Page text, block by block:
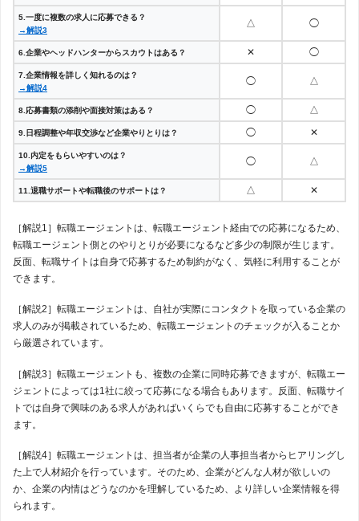
5.一度に複数の求人に応募できる？
→解説3
△ ◯
6.企業やヘッドハンターからスカウトはある？ ✕ ◯
7.企業情報を詳しく知れるのは？
→解説4
◯ △
8.応募書類の添削や面接対策はある？ ◯ △
9.日程調整や年収交渉など企業やりとりは？ ◯ ✕
10.内定をもらいやすいのは？
→解説5
◯ △
11.退職サポートや転職後のサポートは？ △ ✕
［解説1］転職エージェントは、転職エージェント経由での応募になるため、
転職エージェント側とのやりとりが必要になるなど多少の制限が生じます。
反面、転職サイトは自身で応募するため制約がなく、気軽に利用することが
できます。
［解説2］転職エージェントは、自社が実際にコンタクトを取っている企業の
求人のみが掲載されているため、転職エージェントのチェックが入ることか
ら厳選されています。
［解説3］転職エージェントも、複数の企業に同時応募できますが、転職エー
ジェントによっては1社に絞って応募になる場合もあります。反面、転職サイ
トでは自身で興味のある求人があればいくらでも自由に応募することができ
ます。
［解説4］転職エージェントは、担当者が企業の人事担当者からヒアリングし
た上で人材紹介を行っています。そのため、企業がどんな人材が欲しいの
か、企業の内情はどうなのかを理解しているため、より詳しい企業情報を得
られます。